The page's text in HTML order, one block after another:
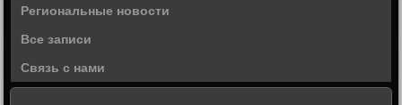
Региональные новости
Все записи
Связь с нами